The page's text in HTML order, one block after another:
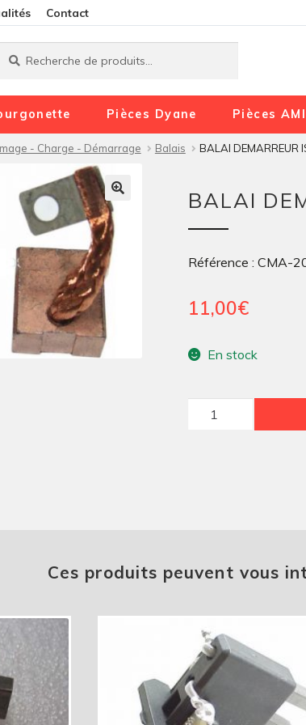
Contact
Recherche
Recherche
Pièces Dyane Pièces
- Charge - Démarrage Balais BALAI DEMARREUR
BALAI
Référence : CMA-
11,00€
En stock
quantité
Ces produits peuvent vous